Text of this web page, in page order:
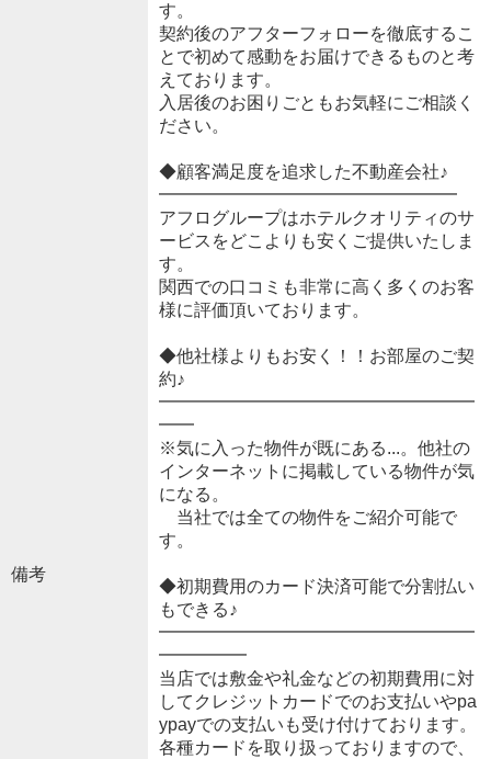
備考
す。
契約後のアフターフォローを徹底するこ
とで初めて感動をお届けできるものと考
えております。
入居後のお困りごともお気軽にご相談く
ださい。
◆顧客満足度を追求した不動産会社♪
━━━━━━━━━━━━━━━━━
アフログループはホテルクオリティのサ
ービスをどこよりも安くご提供いたしま
す。
関西での口コミも非常に高く多くのお客
様に評価頂いております。
◆他社様よりもお安く！！お部屋のご契
約♪
━━━━━━━━━━━━━━━━━━
━━
※気に入った物件が既にある...。他社の
インターネットに掲載している物件が気
になる。
当社では全ての物件をご紹介可能で
す。
◆初期費用のカード決済可能で分割払い
もできる♪
━━━━━━━━━━━━━━━━━━
━━━━━
当店では敷金や礼金などの初期費用に対
してクレジットカードでのお支払いやpa
ypayでの支払いも受け付けております。
各種カードを取り扱っておりますので、